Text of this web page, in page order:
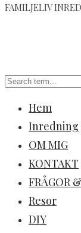
FAMILJELIV
Hem
Inredning
OM MIG
KONTAKT
FRÅGOR
Resor
DIY